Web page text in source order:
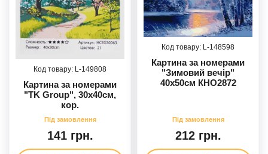
149808
Картина за номерами
"TK Group", 30х40см,
кор.
141 грн.
148598
Картина за номерами
"Зимовий вечір"
40х50см КНО2872
212 грн.